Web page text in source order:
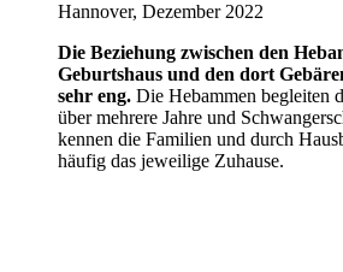
Hannover, Dezember 2022
Die Beziehung zwischen den
Geburtshaus und den dort
sehr eng. Die Hebammen begleiten
über mehrere Jahre und
kennen die Familien und durch
häufig das jeweilige Zuhause.